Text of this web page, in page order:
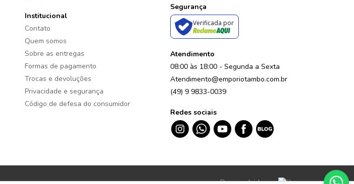
Institucional
Contato
Quem somos
Sobre as entregas
Formas de pagamento
Trocas e devoluções
Privacidade e segurança
Código de defesa do consumidor
Segurança
Verificada por
Atendimento
08:00 às 18:00 - Segunda a Sexta
Atendimento@emporiotambo.com.br
(49) 9 9833-0039
Redes sociais
Desenvolvido por